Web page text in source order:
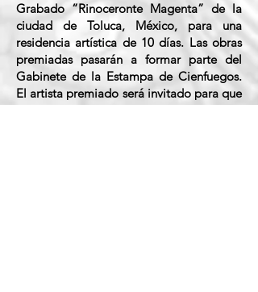
Grabado “Rinoceronte Magenta” de la
ciudad de Toluca, México, para una
residencia artística de 10 días. Las obras
premiadas pasarán a formar parte del
Gabinete de la Estampa de Cienfuegos.
El artista premiado será invitado para que
realice una muestra personal en el Centro